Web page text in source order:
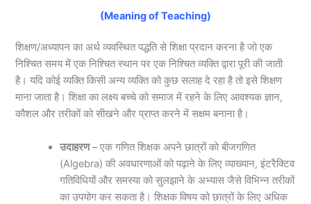
(Meaning of Teaching)
शिक्षण/अध्यापन का अर्थ व्यवस्थित पद्धति से शिक्षा प्रदान करना है जो एक
निश्चित समय में एक निश्चित स्थान पर एक निश्चित व्यक्ति द्वारा पूरी की जाती
है। यदि कोई व्यक्ति किसी अन्य व्यक्ति को कुछ सलाह दे रहा है तो इसे शिक्षण
माना जाता है। शिक्षा का लक्ष्य बच्चे को समाज में रहने के लिए आवश्यक ज्ञान,
कौशल और तरीकों को सीखने और प्राप्त करने में सक्षम बनाना है।
उदाहरण– एक गणित शिक्षक अपने छात्रों को बीजगणित
(Algebra) की अवधारणाओं को पढ़ाने के लिए व्याख्यान, इंटरैक्टिव
गतिविधियों और समस्या को सुलझाने के अभ्यास जैसे विभिन्न तरीकों
का उपयोग कर सकता है। शिक्षक विषय को छात्रों के लिए अधिक